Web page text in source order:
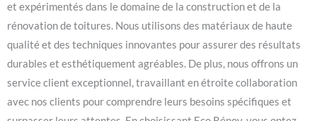
et expérimentés dans le domaine de la construction et de la
rénovation de toitures. Nous utilisons des matériaux de haute
qualité et des techniques innovantes pour assurer des résultats
durables et esthétiquement agréables. De plus, nous offrons un
service client exceptionnel, travaillant en étroite collaboration
avec nos clients pour comprendre leurs besoins spécifiques et